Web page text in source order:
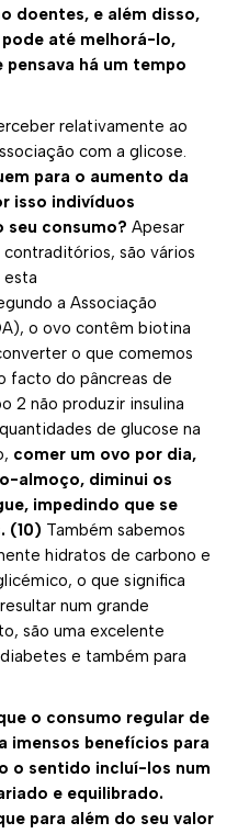
doentes, e além disso,
até melhorá-lo,
há um tempo
relativamente ao
com a glicose.
para o aumento da
isso indivíduos
seu consumo?Apesar
são vários
esta
a Associação
o ovo contêm biotina
o que comemos
facto do pâncreas de
2 não produzir insulina
de glucose na
comer um ovo por dia,
almoço, diminui os
impedindo que se
(10) Também sabemos
hidratos de carbono e
o que significa
num grande
são uma excelente
e também para
o consumo regular de
imensos benefícios para
o sentido incluí-los num
e equilibrado.
para além do seu valor